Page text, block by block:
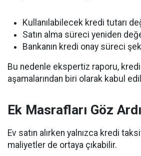
Kullanılabilecek kredi tutarı
Satın alma süreci yeniden
Bankanın kredi onay süreci
Bu nedenle ekspertiz raporu,
aşamalarından biri olarak kabul
Ek Masrafları Göz
Ev satın alırken yalnızca kredi
maliyetler de ortaya çıkabilir.